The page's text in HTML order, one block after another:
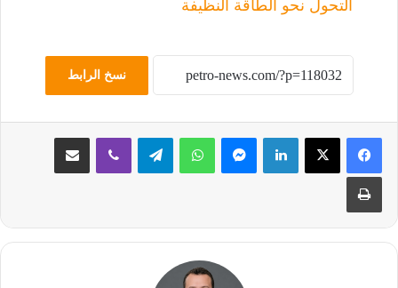
التحول نحو الطاقة النظيفة
نسخ الرابط
لينكدإن ماسنجر واتساب تيلقرام ڤايبر مشاركة عبر البريد
طباعة